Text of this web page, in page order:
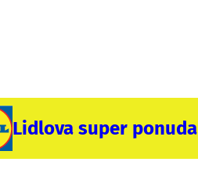
Lidlova super ponuda